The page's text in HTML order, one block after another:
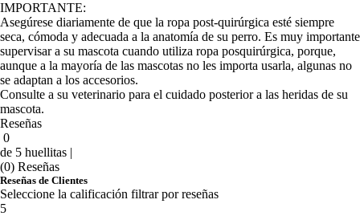
IMPORTANTE:
Asegúrese diariamente de que la ropa post-quirúrgica esté siempre
seca, cómoda y adecuada a la anatomía de su perro. Es muy importante
supervisar a su mascota cuando utiliza ropa posquirúrgica, porque,
aunque a la mayoría de las mascotas no les importa usarla, algunas no
se adaptan a los accesorios.
Consulte a su veterinario para el cuidado posterior a las heridas de su
mascota.
Reseñas
0
de 5 huellitas |
(0) Reseñas
Reseñas de Clientes
Seleccione la calificación filtrar por reseñas
5